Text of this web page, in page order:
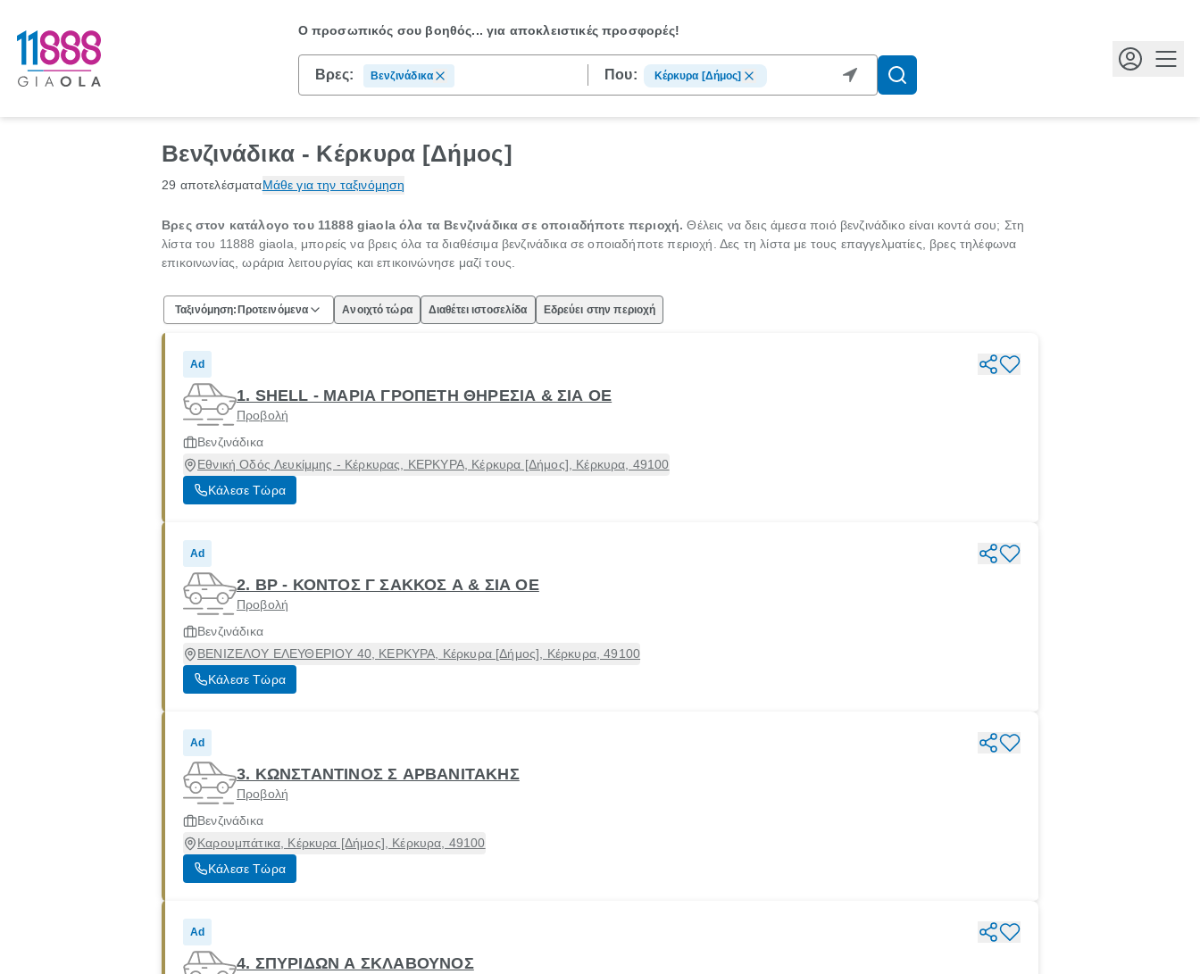
Ο προσωπικός σου βοηθός...για αποκλειστικές προσφορές!
Βρες: Βενζινάδικα Που: Κέρκυρα [Δήμος]
Βενζινάδικα - Κέρκυρα [Δήμος]
29 αποτελέσματαΜάθε για την ταξινόμηση
Βρες στον κατάλογο του 11888 giaola όλα τα Βενζινάδικα σε οποιαδήποτε περιοχή. Θέλεις να δεις άμεσα ποιό βενζινάδικο είναι κοντά σου; Στη
λίστα του 11888 giaola, μπορείς να βρεις όλα τα διαθέσιμα βενζινάδικα σε οποιαδήποτε περιοχή. Δες τη λίστα με τους επαγγελματίες, βρες τηλέφωνα
επικοινωνίας, ωράρια λειτουργίας και επικοινώνησε μαζί τους.
Ταξινόμηση: Προτεινόμενα Ανοιχτό τώρα Διαθέτει ιστοσελίδα Εδρεύει στην περιοχή
Ad
1. SHELL - ΜΑΡΙΑ ΓΡΟΠΕΤΗ ΘΗΡΕΣΙΑ & ΣΙΑ ΟΕ
Προβολή
Βενζινάδικα
Εθνική Οδός Λευκίμμης - Κέρκυρας, ΚΕΡΚΥΡΑ, Κέρκυρα [Δήμος], Κέρκυρα, 49100
Κάλεσε Τώρα
Ad
2. BP - ΚΟΝΤΟΣ Γ ΣΑΚΚΟΣ Α & ΣΙΑ ΟΕ
Προβολή
Βενζινάδικα
ΒΕΝΙΖΕΛΟΥ ΕΛΕΥΘΕΡΙΟΥ 40, ΚΕΡΚΥΡΑ, Κέρκυρα [Δήμος], Κέρκυρα, 49100
Κάλεσε Τώρα
Ad
3. ΚΩΝΣΤΑΝΤΙΝΟΣ Σ ΑΡΒΑΝΙΤΑΚΗΣ
Προβολή
Βενζινάδικα
Καρουμπάτικα, Κέρκυρα [Δήμος], Κέρκυρα, 49100
Κάλεσε Τώρα
Ad
4. ΣΠΥΡΙΔΩΝ Α ΣΚΛΑΒΟΥΝΟΣ